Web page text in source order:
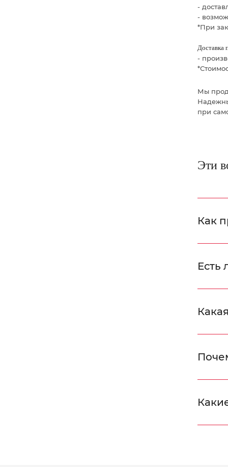
-
-
*При
Доставка
-
Мы
при
Эти
Как
Есть